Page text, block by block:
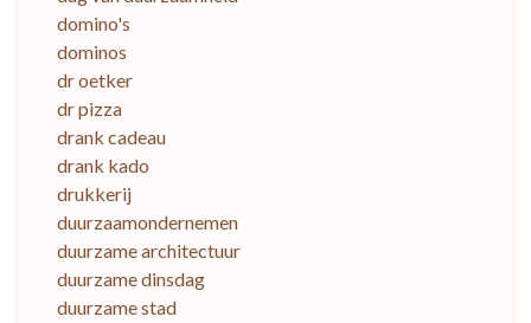
domino's
dominos
dr oetker
dr pizza
drank cadeau
drank kado
drukkerij
duurzaamondernemen
duurzame architectuur
duurzame dinsdag
duurzame stad